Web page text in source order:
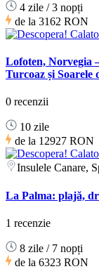
4 zile / 3 nopți
de la 3162 RON
Lofoten, Norvegia
Turcoaz și Soarele
0 recenzii
10 zile
de la 12927 RON
Insulele Canare,
La Palma: plajă,
1 recenzie
8 zile / 7 nopți
de la 6323 RON